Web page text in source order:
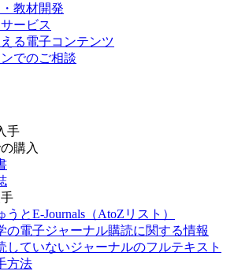
教材開発
ービス
る電子コンテンツ
でのご相談
手
購入
うとE-Journals（AtoZリスト）
の電子ジャーナル購読に関する情報
していないジャーナルのフルテキスト
方法